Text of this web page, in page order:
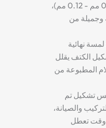
من سماكات الفيلم (0.02 مم - 0.12 مم)،
وجميلة من
لمسة نهائية
الكتف يقلل
المطبوعة من
تشكيل تم
والصيانة،
وقت تعطل